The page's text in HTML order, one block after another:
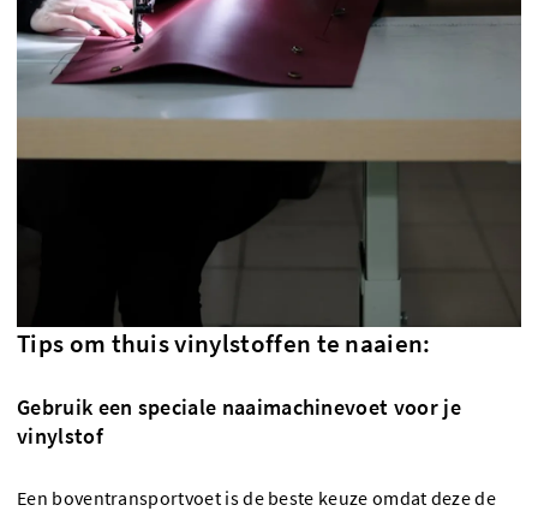
Tips om thuis vinylstoffen te naaien:
Gebruik een speciale naaimachinevoet voor je
vinylstof
Een boventransportvoet is de beste keuze omdat deze de